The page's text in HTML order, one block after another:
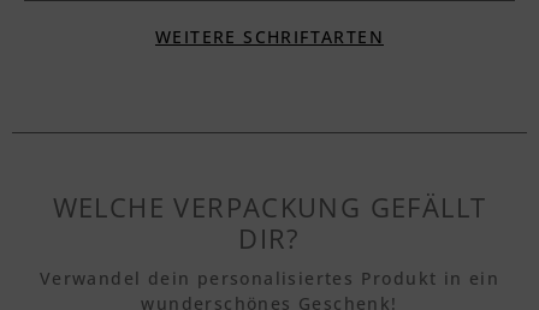
Textvorschau
WEITERE SCHRIFTARTEN
WELCHE VERPACKUNG GEFÄLLT
DIR?
Verwandel dein personalisiertes Produkt in ein
wunderschönes Geschenk!